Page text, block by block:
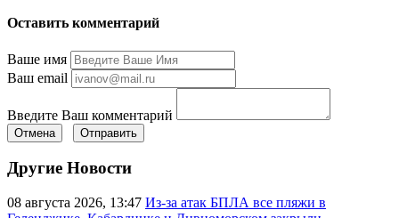
Оставить комментарий
Ваше имя
Ваш email
Введите Ваш комментарий
Отмена Отправить
Другие Новости
08 августа 2026, 13:47 Из-за атак БПЛА все пляжи в